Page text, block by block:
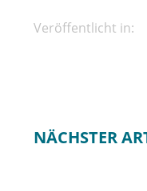
Veröffentlicht in:
NÄCHSTER